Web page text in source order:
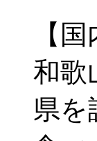
【国
和歌
県を